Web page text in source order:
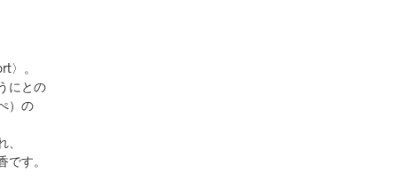
。
にとの
）の
す。